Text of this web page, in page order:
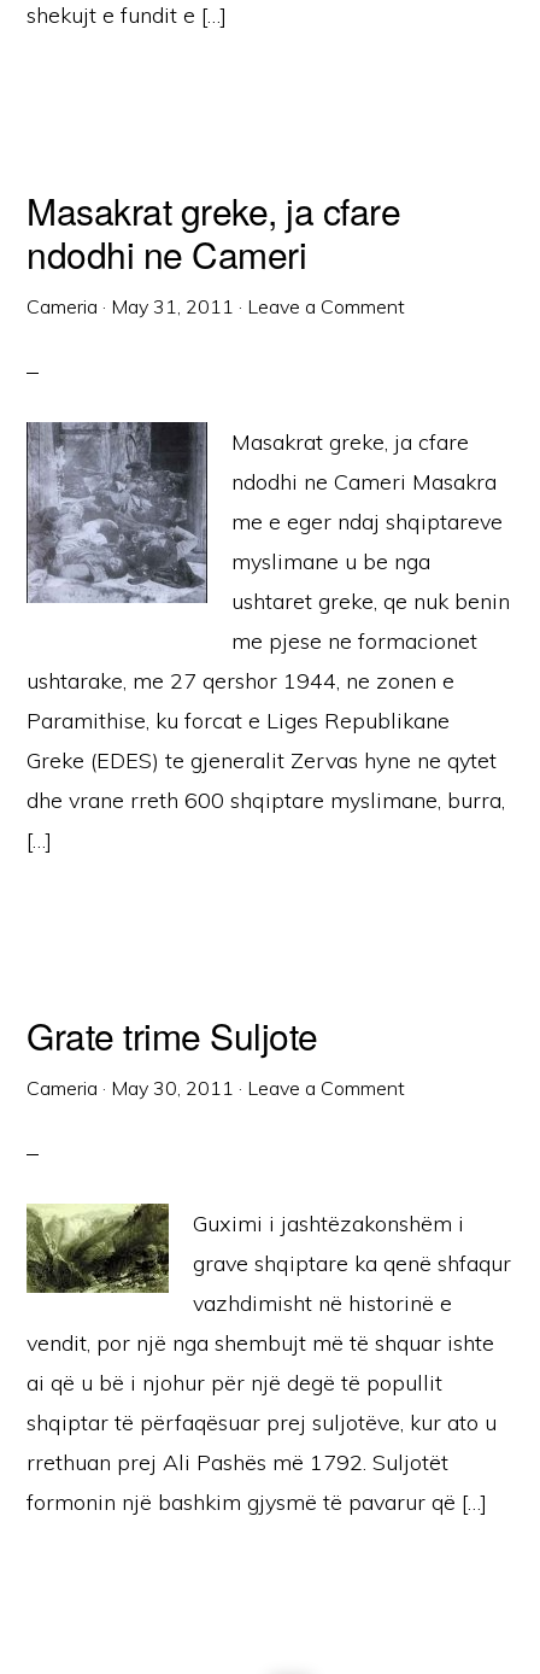
shekujt e fundit e […]
Masakrat greke, ja cfare
ndodhi ne Cameri
Cameria · May 31, 2011 · Leave a Comment
Masakrat greke, ja cfare
ndodhi ne Cameri Masakra
me e eger ndaj shqiptareve
myslimane u be nga
ushtaret greke, qe nuk benin
me pjese ne formacionet
ushtarake, me 27 qershor 1944, ne zonen e
Paramithise, ku forcat e Liges Republikane
Greke (EDES) te gjeneralit Zervas hyne ne qytet
dhe vrane rreth 600 shqiptare myslimane, burra,
[…]
Grate trime Suljote
Cameria · May 30, 2011 · Leave a Comment
Guximi i jashtëzakonshëm i
grave shqiptare ka qenë shfaqur
vazhdimisht në historinë e
vendit, por një nga shembujt më të shquar ishte
ai që u bë i njohur për një degë të popullit
shqiptar të përfaqësuar prej suljotëve, kur ato u
rrethuan prej Ali Pashës më 1792. Suljotët
formonin një bashkim gjysmë të pavarur që […]